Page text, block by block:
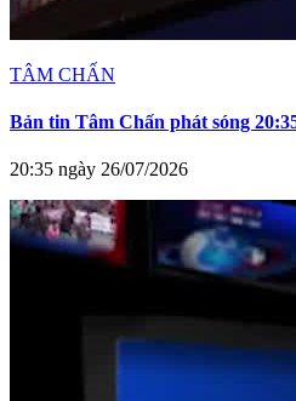
TÂM CHẤN
Bản tin Tâm Chấn phát sóng
20:35 ngày 26/07/2026